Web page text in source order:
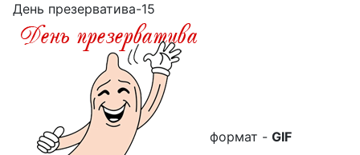
День презерватива-15
формат - GIF